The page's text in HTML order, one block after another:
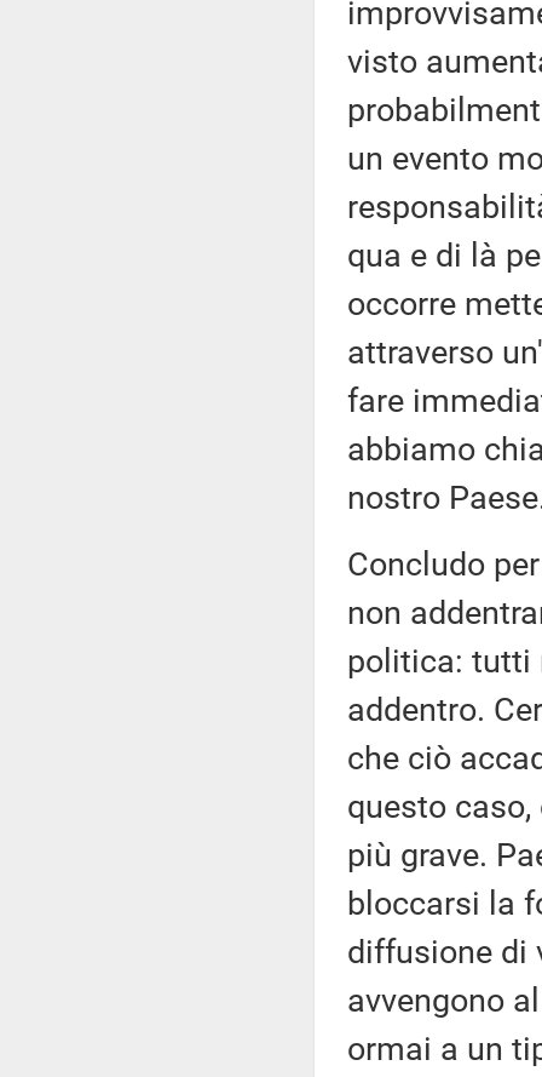
visto
un evento
qua e di là
occorre
attraverso
fare
abbiamo
nostro
Concludo
non
politica: tutti
addentro.
che ciò
questo
più grave.
bloccarsi la
diffusione di
avvengono
ormai a un